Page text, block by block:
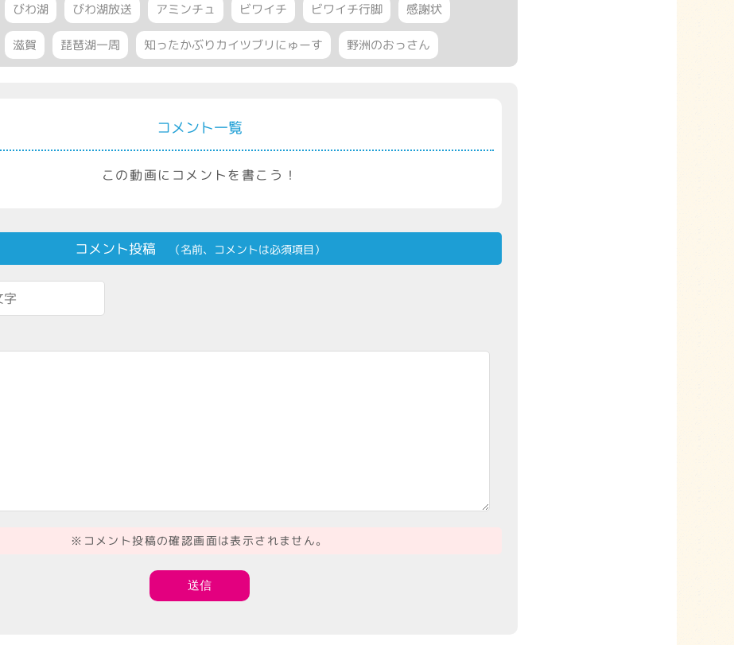
びわ湖 びわ湖放送 アミンチュ ビワイチ ビワイチ行脚 感謝状
滋賀 琵琶湖一周 知ったかぶりカイツブリにゅーす 野洲のおっさん
コメント一覧
この動画にコメントを書こう！
コメント投稿 （名前、コメントは必須項目）
※コメント投稿の確認画面は表示されません。